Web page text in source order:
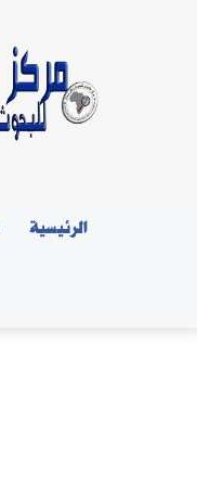
الرئيسية